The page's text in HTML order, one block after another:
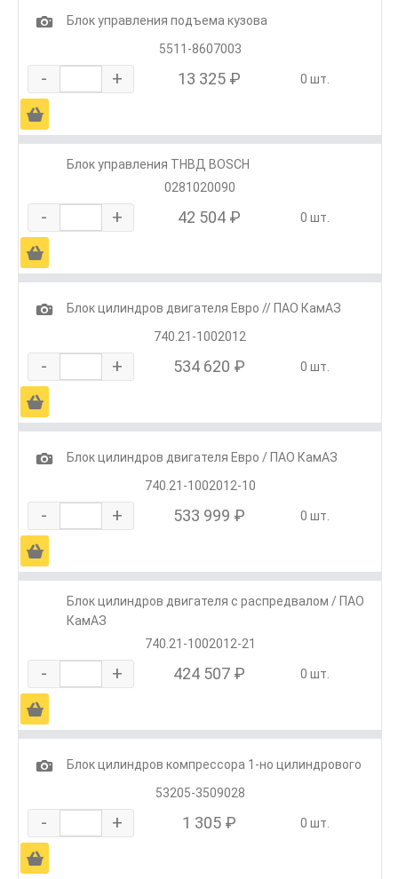
1
Блок управления подъема кузова
5511-8607003
- + 13 325 ₽ 0 шт.
Ä
Блок управления ТНВД BOSCH
0281020090
- + 42 504 ₽ 0 шт.
Ä
1
Блок цилиндров двигателя Евро // ПАО КамАЗ
740.21-1002012
- + 534 620 ₽ 0 шт.
Ä
1
Блок цилиндров двигателя Евро / ПАО КамАЗ
740.21-1002012-10
- + 533 999 ₽ 0 шт.
Ä
Блок цилиндров двигателя с распредвалом / ПАО
КамАЗ
740.21-1002012-21
- + 424 507 ₽ 0 шт.
Ä
1
Блок цилиндров компрессора 1-но цилиндрового
53205-3509028
- + 1 305 ₽ 0 шт.
Ä